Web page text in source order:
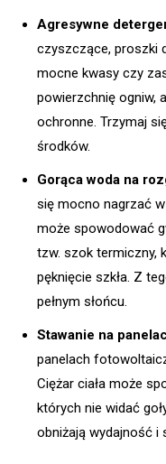
Agresywne
czyszczące, proszki
mocne kwasy czy
powierzchnię ogniw,
ochronne. Trzymaj
środków.
Gorąca woda na
się mocno nagrzać
może spowodować
tzw. szok termiczny,
pęknięcie szkła. Z
pełnym słońcu.
Stawanie na
panelach
Ciężar ciała może
których nie widać
obniżają wydajność i